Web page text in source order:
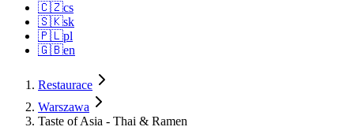
🇨🇿cs
🇸🇰sk
🇵🇱pl
🇬🇧en
Restaurace
Warszawa
Taste of Asia - Thai & Ramen